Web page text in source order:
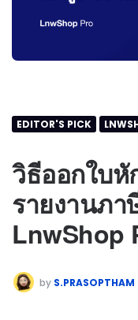
EDITOR'S PICK
วิธีออกใบ
รายงานภา
LnwShop
by S.PRASOPTHAM